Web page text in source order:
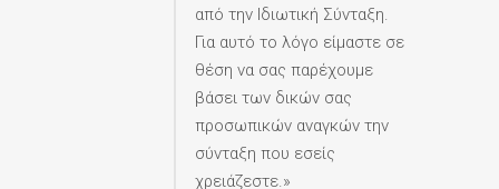
από την Ιδιωτική Σύνταξη.
Για αυτό το λόγο είμαστε σε
θέση να σας παρέχουμε
βάσει των δικών σας
προσωπικών αναγκών την
σύνταξη που εσείς
χρειάζεστε.»